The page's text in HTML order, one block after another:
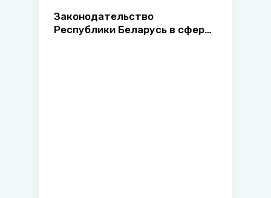
Законодательство
Республики Беларусь в сфере